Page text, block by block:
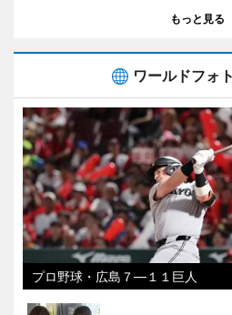
もっと見る
ワールドフォ
プロ野球・広島７―１１巨人